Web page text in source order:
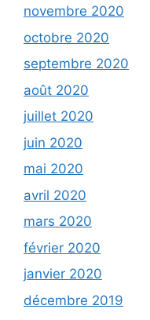
novembre 2020
octobre 2020
septembre 2020
août 2020
juillet 2020
juin 2020
mai 2020
avril 2020
mars 2020
février 2020
janvier 2020
décembre 2019